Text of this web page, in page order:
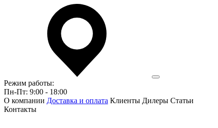
Режим работы:
Пн-Пт: 9:00 - 18:00
О компании Доставка и оплата Клиенты Дилеры Статьи
Контакты